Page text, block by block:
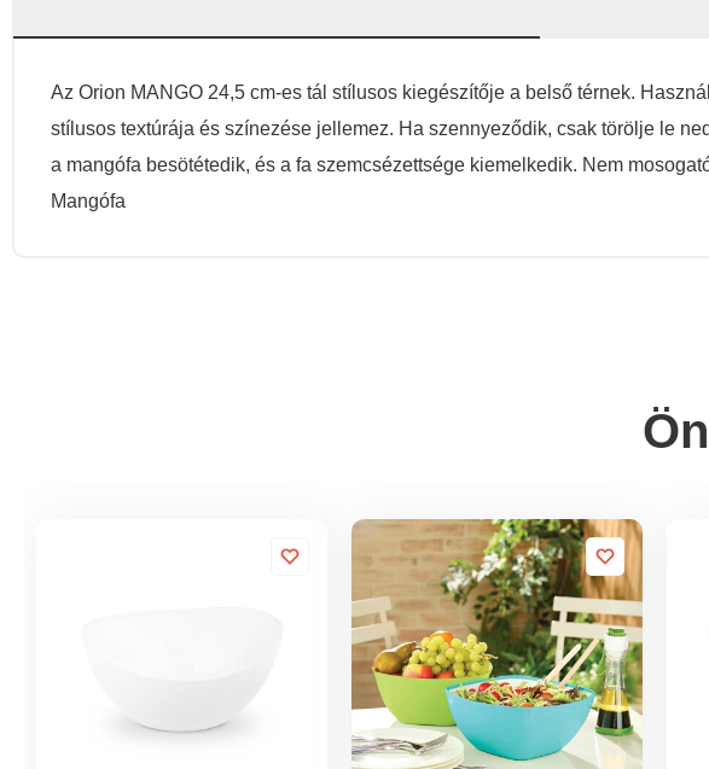
Az Orion MANGO 24,5 cm-es tál stílusos kiegészítője a belső térnek.
stílusos textúrája és színezése jellemez. Ha szennyeződik, csak törölje le
a mangófa besötétedik, és a fa szemcsézettsége kiemelkedik. Nem
Mangófa